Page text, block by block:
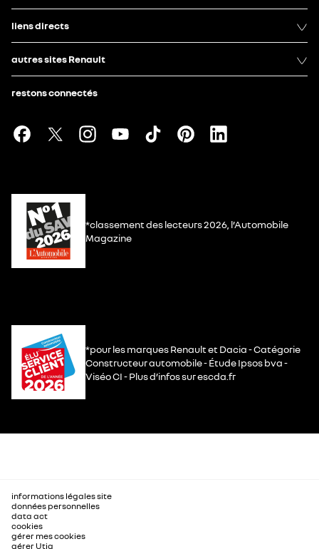
liens directs
autres sites Renault
restons connectés
*classement des lecteurs 2026, l’Automobile
Magazine
*pour les marques Renault et Dacia - Catégorie
Constructeur automobile - Étude Ipsos bva -
Viséo CI - Plus d’infos sur escda.fr
informations légales site
données personnelles
data act
cookies
gérer mes cookies
gérer Utiq